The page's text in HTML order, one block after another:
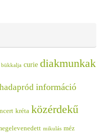
bükkalja curie diakmunkak
hadapród információ
kréta közérdekű
mikulás méz